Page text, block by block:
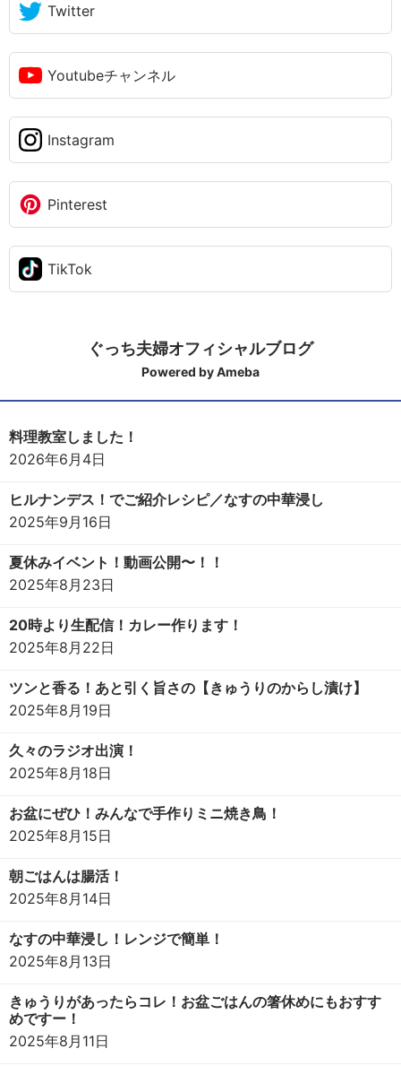
Twitter
Youtubeチャンネル
Instagram
Pinterest
TikTok
ぐっち夫婦オフィシャルブログ
Powered by Ameba
料理教室しました！
2026年6月4日
ヒルナンデス！でご紹介レシピ／なすの中華浸し
2025年9月16日
夏休みイベント！動画公開〜！！
2025年8月23日
20時より生配信！カレー作ります！
2025年8月22日
ツンと香る！あと引く旨さの【きゅうりのからし漬け】
2025年8月19日
久々のラジオ出演！
2025年8月18日
お盆にぜひ！みんなで手作りミニ焼き鳥！
2025年8月15日
朝ごはんは腸活！
2025年8月14日
なすの中華浸し！レンジで簡単！
2025年8月13日
きゅうりがあったらコレ！お盆ごはんの箸休めにもおすす
めですー！
2025年8月11日